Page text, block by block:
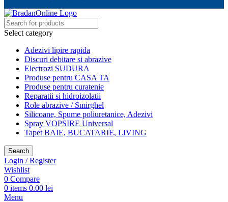
Select category
Adezivi lipire rapida
Discuri debitare si abrazive
Electrozi SUDURA
Produse pentru CASA TA
Produse pentru curatenie
Reparatii si hidroizolatii
Role abrazive / Smirghel
Silicoane, Spume poliuretanice, Adezivi
Spray VOPSIRE Universal
Tapet BAIE, BUCATARIE, LIVING
Search
Login / Register
Wishlist
0 Compare
0 items 0.00 lei
Menu